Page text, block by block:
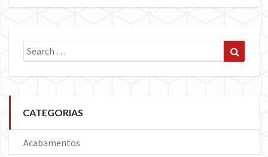
Search
for:
CATEGORIAS
Acabamentos